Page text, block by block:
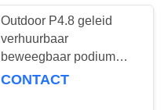
Outdoor P4.8 geleid
verhuurbaar
beweegbaar podium
nachtbarclub voor
CONTACT